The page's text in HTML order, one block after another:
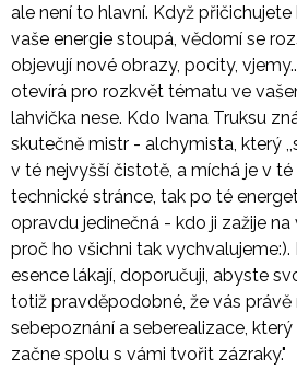
ale není to hlavní. Když přičichujete
vaše energie stoupá, vědomí se
objevují nové obrazy, pocity,
otevírá pro rozkvět tématu ve
lahvička nese. Kdo Ivana Truksu
skutečně mistr - alchymista, který
v té nejvyšší čistotě, a míchá je v
technické stránce, tak po té
opravdu jedinečná - kdo ji zažije na
proč ho všichni tak
esence lákají, doporučuji, abyste
totiž pravděpodobné, že vás právě
sebepoznání a seberealizace,
začne spolu s vámi tvořit zázraky."
SERAFÍN
POŽEHNÁNÍ
1
100
Kč